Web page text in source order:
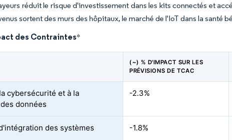
réduit le risque d'investissement dans les kits connectés et
sortent des murs des hôpitaux, le marché de l'IoT dans la santé
des Contraintes*
(~) % D'IMPACT SUR LES
PRÉVISIONS DE TCAC
cybersécurité et à la
données
-2.3%
des systèmes
-1.8%